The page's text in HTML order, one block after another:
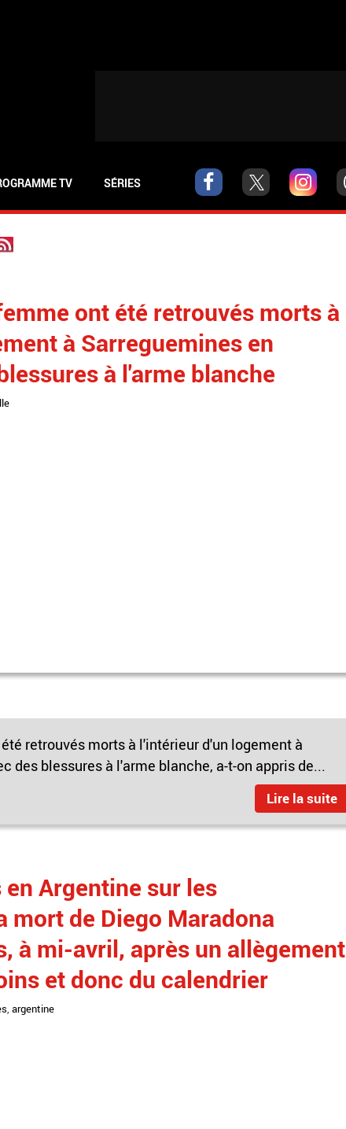
TV SÉRIES
ont été retrouvés morts à
à Sarreguemines en
à l'arme blanche
retrouvés morts à l'intérieur d'un logement à
des blessures à l'arme blanche, a-t-on appris de...
Lire la suite
Argentine sur les
mort de Diego Maradona
à mi-avril, après un allègement
et donc du calendrier
argentine